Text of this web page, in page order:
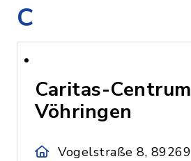
C
Caritas-Centrum
Vöhringen
Vogelstraße 8, 89269